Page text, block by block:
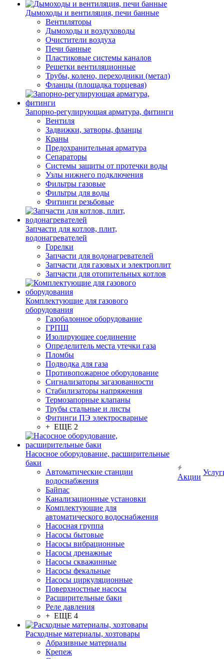
Дымоходы и вентиляция, печи банные
Вентиляторы
Дымоходы и воздуховоды
Очистители воздуха
Печи банные
Пластиковые системы каналов
Решетки вентиляционные
Трубы, колено, переходники (метал)
Фланцы (площадка торцевая)
Запорно-регулирующая арматура, фитинги
Вентиля
Задвижки, затворы, фланцы
Краны
Предохранительная арматура
Сепараторы
Системы защиты от протечки воды
Узлы нижнего подключения
Фильтры газовые
Фильтры для воды
Фитинги резьбовые
Запчасти для котлов, плит,
водонагревателей
Горелки
Запчасти для водонагревателей
Запчасти для газовых и электроплит
Запчасти для отопительных котлов
Комплектующие для газового
оборудования
Газобалонное оборудование
ГРПШ
Изолирующее соединение
Определитель места утечки газа
Пломбы
Подводка для газа
Противопожарное оборудование
Сигнализаторы загазованности
Стабилизаторы напряжения
Термозапорные клапаны
Трубы стальные и листы
Фитинги ПЭ электросварные
+ ЕЩЕ 2
Насосное оборудование, расширительные
баки
Автоматические станции
водоснабжения
Байпас
Канализационные установки
Комплектующие для
автоматического водоснабжения
Насосная группа
Насосы бытовые
Насосы вибрационные
Насосы дренажные
Насосы скважинные
Насосы фекальные
Насосы циркуляционные
Поверхностные насосы
Расширительные баки
Реле давления
+ ЕЩЕ 4
Расходные материалы, хозтовары
Абразивные материалы
Крепеж
Акции